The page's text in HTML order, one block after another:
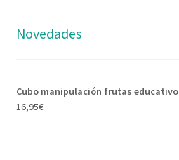
Novedades
Cubo manipulación frutas educativo
16,95€